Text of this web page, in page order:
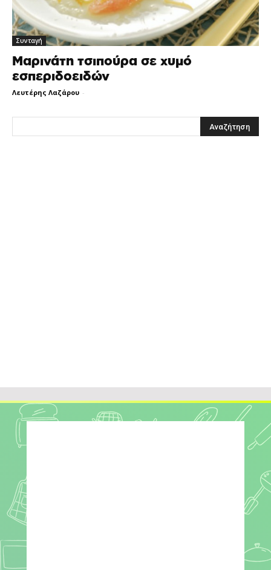
Συνταγή
Μαρινάτη τσιπούρα σε χυμό
εσπεριδοειδών
Λευτέρης Λαζάρου -